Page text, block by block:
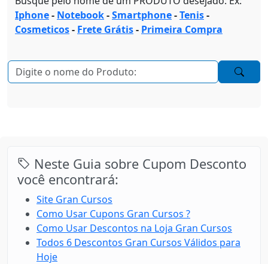
Iphone- Notebook-Smartphone-Tenis-
Cosmeticos- Frete Grátis- Primeira Compra
Neste Guia sobre Cupom Desconto
você encontrará:
Site Gran Cursos
Como Usar Cupons Gran Cursos ?
Como Usar Descontos na Loja Gran Cursos
Todos 6 Descontos Gran Cursos Válidos para
Hoje